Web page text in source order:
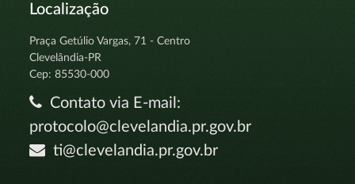
Localização
Praça Getúlio Vargas, 71 - Centro
Clevelândia-PR
Cep: 85530-000
Contato via E-mail:
protocolo@clevelandia.pr.gov.br
ti@clevelandia.pr.gov.br